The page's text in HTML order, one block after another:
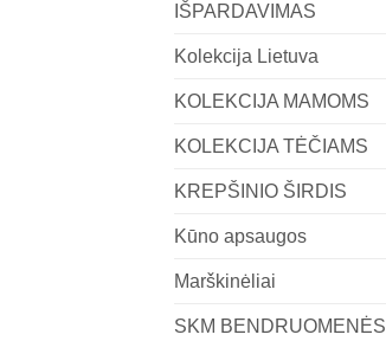
IŠPARDAVIMAS
Kolekcija Lietuva
KOLEKCIJA MAMOMS
KOLEKCIJA TĖČIAMS
KREPŠINIO ŠIRDIS
Kūno apsaugos
Marškinėliai
SKM BENDRUOMENĖS